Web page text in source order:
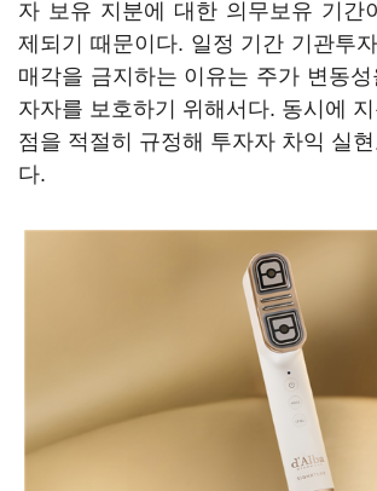
자 보유 지분에 대한 의무보유 기간
제되기 때문이다. 일정 기간 기관투
매각을 금지하는 이유는 주가 변동
자자를 보호하기 위해서다. 동시에 지
점을 적절히 규정해 투자자 차익 실
다.